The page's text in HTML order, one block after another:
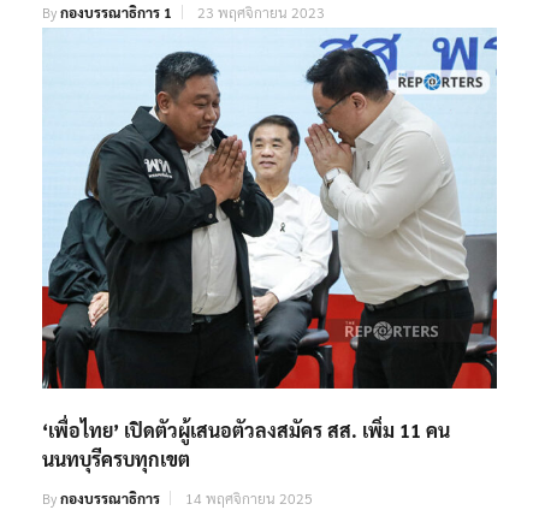
Byกองบรรณาธิการ 1 23 พฤศจิกายน 2023
‘เพื่อไทย’ เปิดตัวผู้เสนอตัวลงสมัคร สส. เพิ่ม 11 คน
นนทบุรีครบทุกเขต
Byกองบรรณาธิการ 14 พฤศจิกายน 2025